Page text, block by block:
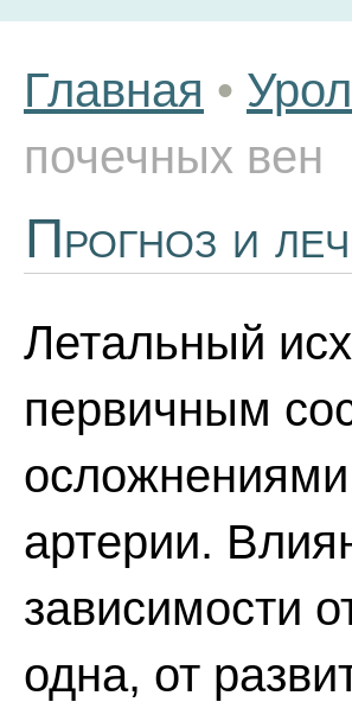
Главная •
почечных вен
Прогноз и
Летальный
первичным
артерии.
зависимости
одна, от